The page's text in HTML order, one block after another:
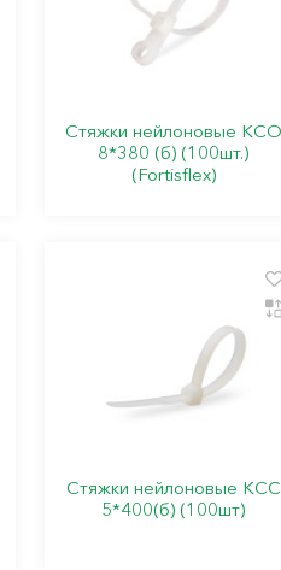
Стяжки нейлоновые КСО
8*380 (б) (100шт.)
(Fortisflex)
Стяжки нейлоновые КСС
5*400(б) (100шт)